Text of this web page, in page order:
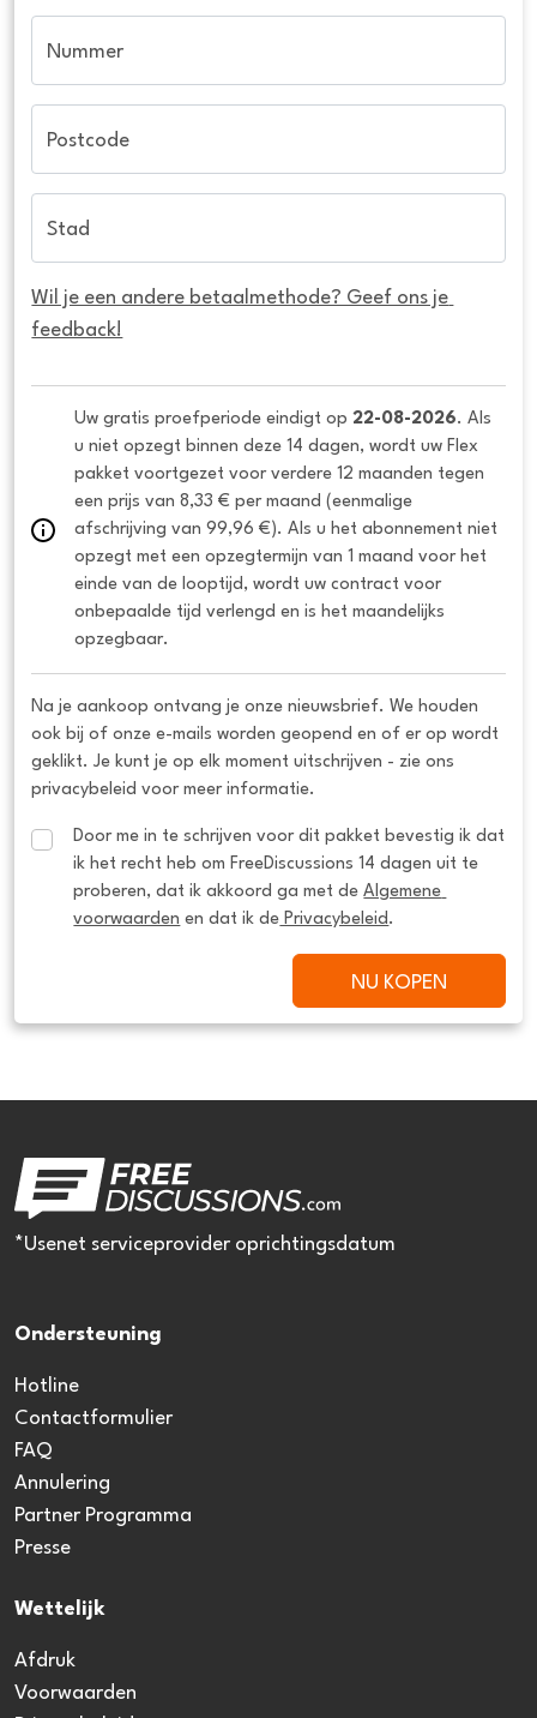
Nummer
Postcode
Stad
Wil je een andere betaalmethode? Geef ons je
feedback!
Uw gratis proefperiode eindigt op 22-08-2026. Als
u niet opzegt binnen deze 14 dagen, wordt uw Flex
pakket voortgezet voor verdere 12 maanden tegen
een prijs van 8,33 € per maand (eenmalige
afschrijving van 99,96 €). Als u het abonnement niet
opzegt met een opzegtermijn van 1 maand voor het
einde van de looptijd, wordt uw contract voor
onbepaalde tijd verlengd en is het maandelijks
opzegbaar.
Na je aankoop ontvang je onze nieuwsbrief. We houden
ook bij of onze e-mails worden geopend en of er op wordt
geklikt. Je kunt je op elk moment uitschrijven - zie ons
privacybeleid voor meer informatie.
Door me in te schrijven voor dit pakket bevestig ik dat
ik het recht heb om FreeDiscussions 14 dagen uit te
proberen, dat ik akkoord ga met de Algemene
voorwaarden en dat ik de Privacybeleid .
NU KOPEN
*Usenet serviceprovider oprichtingsdatum
Ondersteuning
Hotline
Contactformulier
FAQ
Annulering
Partner Programma
Presse
Wettelijk
Afdruk
Voorwaarden